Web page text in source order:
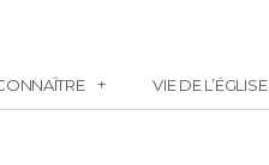
VIE DE L’ÉGLISE